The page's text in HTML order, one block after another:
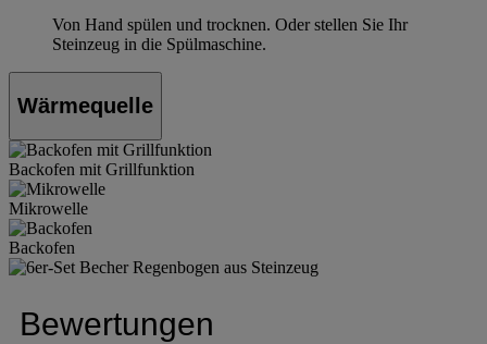
Von Hand spülen und trocknen. Oder stellen Sie Ihr
Steinzeug in die Spülmaschine.
Wärmequelle
Backofen mit Grillfunktion
Mikrowelle
Backofen